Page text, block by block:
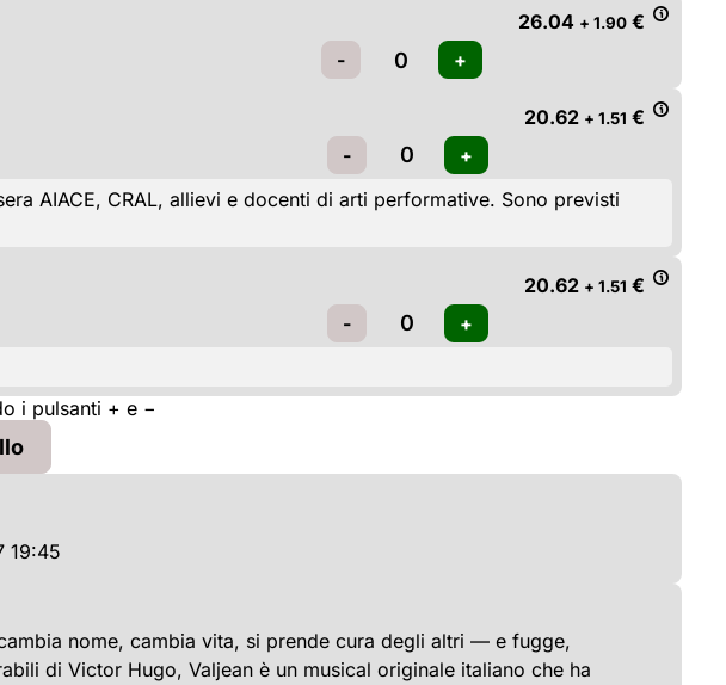
26.04 + 1.90 €
20.62 + 1.51 €
AIACE, CRAL, allievi e docenti di arti performative. Sono previsti
20.62 + 1.51 €
i pulsanti + e −
19:45
nome, cambia vita, si prende cura degli altri — e fugge,
di Victor Hugo, Valjean è un musical originale italiano che ha